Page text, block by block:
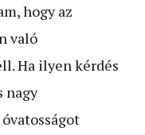
hogy az
való
Ha ilyen kérdés
nagy